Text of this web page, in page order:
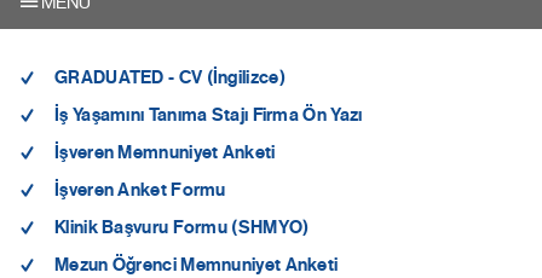
GRADUATED - CV (İngilizce)
İş Yaşamını Tanıma Stajı Firma Ön Yazı
İşveren Memnuniyet Anketi
İşveren Anket Formu
Klinik Başvuru Formu (SHMYO)
Mezun Öğrenci Memnuniyet Anketi